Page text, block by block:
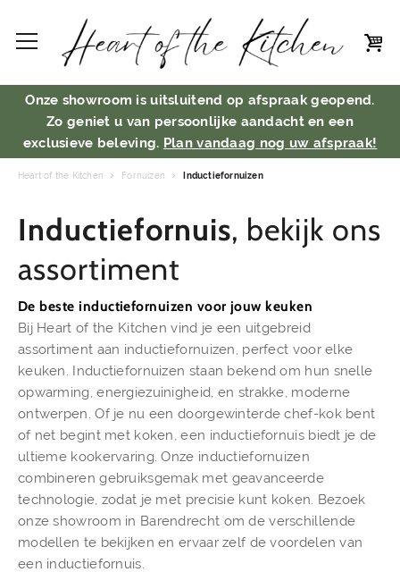
Onze showroom is uitsluitend op afspraak geopend.
Zo geniet u van persoonlijke aandacht en een
exclusieve beleving. Plan vandaag nog uw afspraak!
Heart of the Kitchen Fornuizen Inductiefornuizen
Inductiefornuis, bekijk ons
assortiment
De beste inductiefornuizen voor jouw keuken
Bij Heart of the Kitchen vind je een uitgebreid
assortiment aan inductiefornuizen, perfect voor elke
keuken. Inductiefornuizen staan bekend om hun snelle
opwarming, energiezuinigheid, en strakke, moderne
ontwerpen. Of je nu een doorgewinterde chef-kok bent
of net begint met koken, een inductiefornuis biedt je de
ultieme kookervaring. Onze inductiefornuizen
combineren gebruiksgemak met geavanceerde
technologie, zodat je met precisie kunt koken. Bezoek
onze showroom in Barendrecht om de verschillende
modellen te bekijken en ervaar zelf de voordelen van
een inductiefornuis.